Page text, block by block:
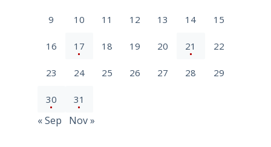
9 10 11 12 13 14 15
16 17 18 19 20 21 22
23 24 25 26 27 28 29
30 31
« Sep Nov »